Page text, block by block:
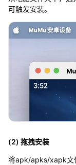
可触发安装。
(2) 拖拽安装
将apk/apks/xapk文